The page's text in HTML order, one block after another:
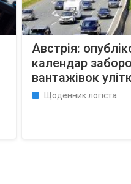
Австрія:
календар
вантажівок
Щоденник логіста